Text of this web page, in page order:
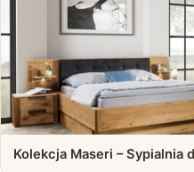
Kolekcja Maseri – Sypialnia